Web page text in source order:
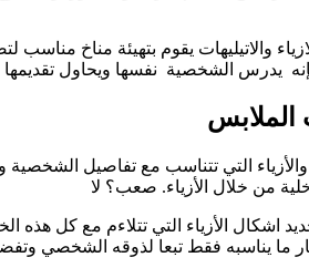
والاتيليهات يقوم بتهيئة مناخ
يدرس الشخصية نفسها ويحاول تقديمها
والأزياء التي تتناسب مع تفاصيل
من خلال الأزياء. صعب؟ لا
اشكال الأزياء التي تتلاءم مع كل
ما يناسبه فقط تبعا لذوقه الشخصي